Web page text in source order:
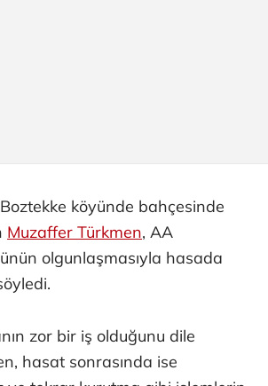
köyünde bahçesinde
Muzaffer Türkmen, AA
olgunlaşmasıyla hasada
zor bir iş olduğunu dile
hasat sonrasında ise